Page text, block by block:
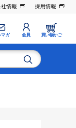
社情報 採用情報
マガ 会員 買い物かご